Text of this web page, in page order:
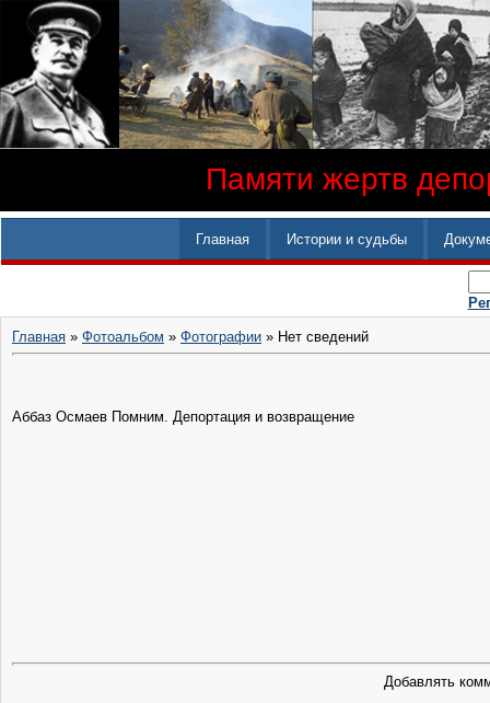
Памяти жертв
Главная Истории и судьбы
Главная » Фотоальбом » Фотографии » Нет сведений
Аббаз Осмаев ‎Помним. Депортация и возвращение
Добавлять